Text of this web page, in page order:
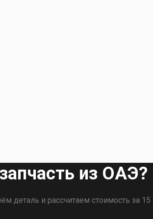
из ОАЭ?
деталь и рассчитаем стоимость за 15